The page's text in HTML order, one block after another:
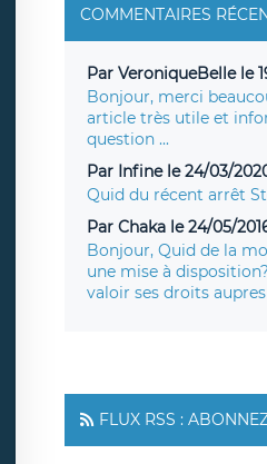
COMMENTAIRES
Par VeroniqueBelle le
Bonjour, merci
article très utile et
question ...
Par Infine le 24/03/2020
Quid du récent arrêt
Par Chaka le 24/05/
Bonjour, Quid de la
une mise à
valoir ses droits aupres
FLUX RSS :